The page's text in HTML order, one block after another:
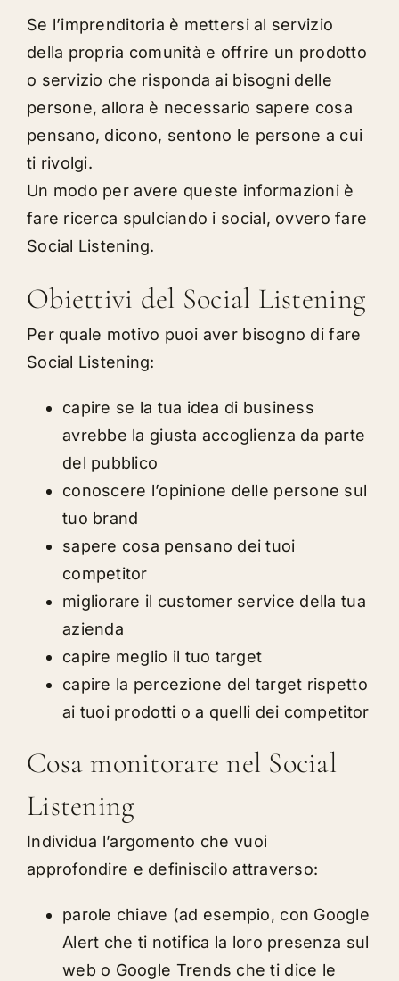
Se l’imprenditoria è mettersi al servizio
della propria comunità e offrire un prodotto
o servizio che risponda ai bisogni delle
persone, allora è necessario sapere cosa
pensano, dicono, sentono le persone a cui
ti rivolgi.
Un modo per avere queste informazioni è
fare ricerca spulciando i social, ovvero fare
Social Listening.
Obiettivi del Social Listening
Per quale motivo puoi aver bisogno di fare
Social Listening:
capire se la tua idea di business
avrebbe la giusta accoglienza da parte
del pubblico
conoscere l’opinione delle persone sul
tuo brand
sapere cosa pensano dei tuoi
competitor
migliorare il customer service della tua
azienda
capire meglio il tuo target
capire la percezione del target rispetto
ai tuoi prodotti o a quelli dei competitor
Cosa monitorare nel Social
Listening
Individua l’argomento che vuoi
approfondire e definiscilo attraverso:
parole chiave (ad esempio, con Google
Alert che ti notifica la loro presenza sul
web o Google Trends che ti dice le